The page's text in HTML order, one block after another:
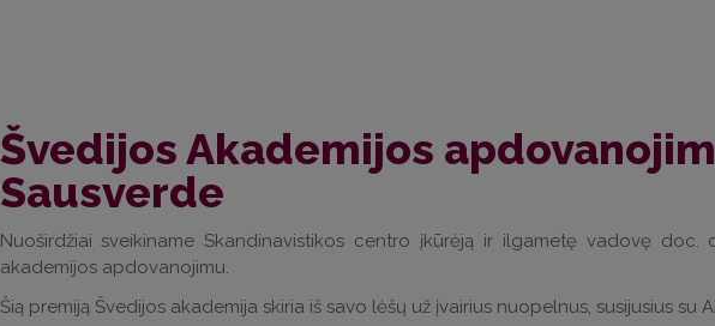
Švedijos Akademijos
Sausverde
Nuoširdžiai sveikiname Skandinavistikos centro įkūrėją ir ilgametę vadovę doc.
akademijos apdovanojimu.
Šią premiją Švedijos akademija skiria iš savo lėšų už įvairius nuopelnus, susijusius su